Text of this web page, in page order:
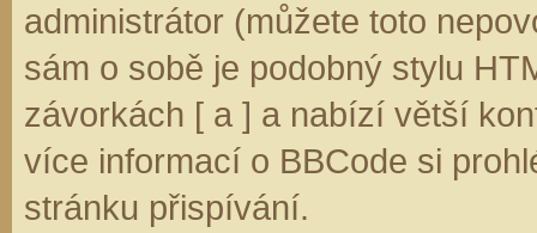
administrátor (můžete toto
sám o sobě je podobný stylu
závorkách [ a ] a nabízí větší
více informací o BBCode si
stránku přispívání.